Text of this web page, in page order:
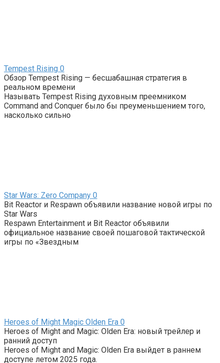
Tempest Rising 0
Обзор Tempest Rising — бесшабашная стратегия в
реальном времени
Называть Tempest Rising духовным преемником
Command and Conquer было бы преуменьшением того,
насколько сильно
Star Wars: Zero Company 0
Bit Reactor и Respawn объявили название новой игры по
Star Wars
Respawn Entertainment и Bit Reactor объявили
официальное название своей пошаговой тактической
игры по «Звездным
Heroes of Might Magic Olden Era 0
Heroes of Might and Magic: Olden Era: новый трейлер и
ранний доступ
Heroes of Might and Magic: Olden Era выйдет в раннем
доступе летом 2025 года.